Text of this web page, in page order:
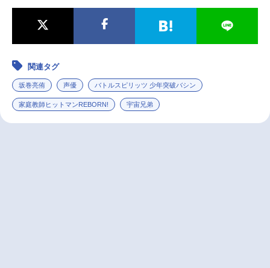
関連タグ
坂巻亮侑 声優 バトルスピリッツ 少年突破バシン
家庭教師ヒットマンREBORN! 宇宙兄弟